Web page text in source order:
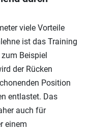
viele Vorteile
ist das Training
Beispiel
der Rücken
Position
entlastet. Das
auch für
einem